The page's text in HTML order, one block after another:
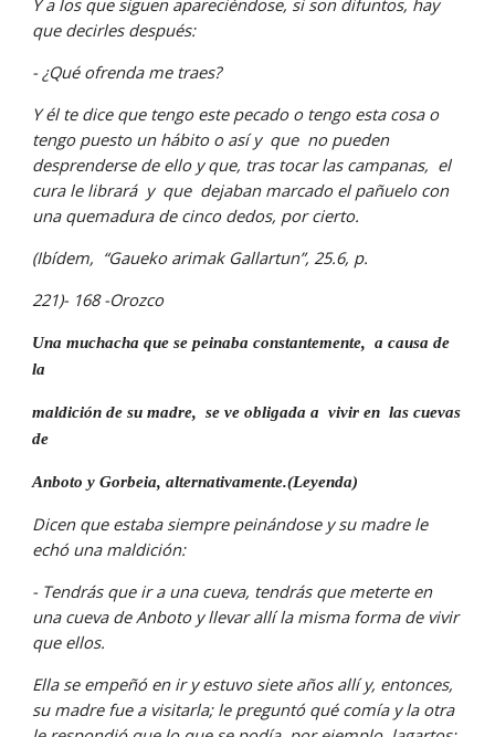
Y a los que siguen apareciéndose, si son difuntos, hay
que decirles después:
- ¿Qué ofrenda me traes?
Y él te dice que tengo este pecado o tengo esta cosa o
tengo puesto un hábito o así y  que  no pueden
desprenderse de ello y que, tras tocar las campanas,  el
cura le librará  y  que  dejaban marcado el pañuelo con
una quemadura de cinco dedos, por cierto.
(Ibídem,  “Gaueko arimak Gallartun”, 25.6, p.
221)- 168 -Orozco
Una muchacha que se peinaba constantemente,  a causa de
la
maldición de su madre,  se ve obligada a  vivir en  las cuevas
de
Anboto y Gorbeia, alternativamente.(Leyenda)
Dicen que estaba siempre peinándose y su madre le
echó una maldición:
- Tendrás que ir a una cueva, tendrás que meterte en
una cueva de Anboto y llevar allí la misma forma de vivir
que ellos.
Ella se empeñó en ir y estuvo siete años allí y, entonces,
su madre fue a visitarla; le preguntó qué comía y la otra